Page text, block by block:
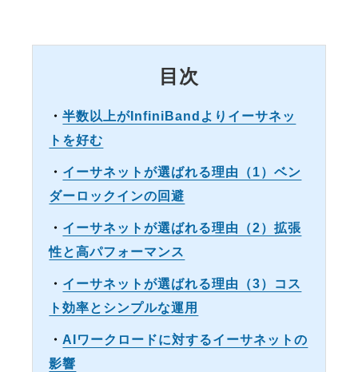
目次
・半数以上がInfiniBandよりイーサネッ
トを好む
・ イーサネットが選ばれる理由（1）ベン
ダーロックインの回避
・ イーサネットが選ばれる理由（2）拡張
性と高パフォーマンス
・ イーサネットが選ばれる理由（3）コス
ト効率とシンプルな運用
・ AIワークロードに対するイーサネットの
影響